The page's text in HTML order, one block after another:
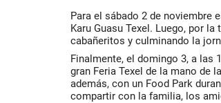
Para el sábado 2 de noviembre
Karu Guasu Texel. Luego, por
cabañeritos y culminando la
Finalmente, el domingo 3, a las
gran Feria Texel de la mano de
además, con un Food Park
compartir con la familia, los